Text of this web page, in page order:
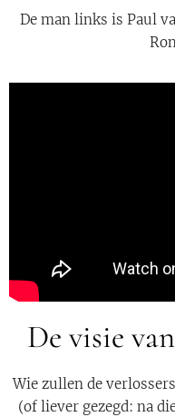
De man links is Paul
De visie
Wie zullen de
(of liever gezegd: na